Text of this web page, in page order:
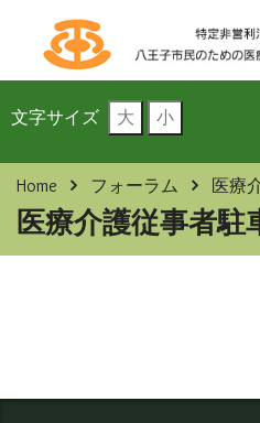
文字サイズ 大 小
Home フォーラム 医療
医療介護従事者駐